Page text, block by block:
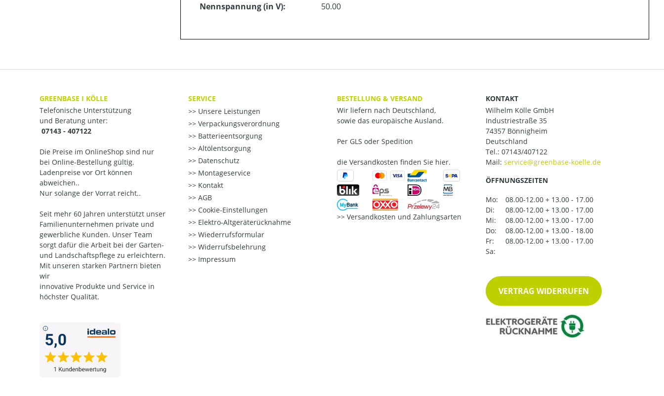
Nennspannung (in V):
50.00
GREENBASE I KÖLLE
Telefonische Unterstützung
und Beratung unter:
07143 - 407122
Die Preise im OnlineShop sind nur
bei Online-Bestellung gültig.
Ladenpreise vor Ort können
abweichen..
Nur solange der Vorrat reicht..
Seit mehr 60 Jahren unterstützt unser
Familienunternehmen private und
gewerbliche Kunden. Unser Team
sorgt dafür die Arbeit bei der Garten-
und Landschaftspflege zu erleichtern.
Mit unseren starken Partnern bieten
wir
innovative Produkte und Service in
höchster Qualität.
SERVICE
Unsere Leistungen
Verpackungsverordnung
Batterieentsorgung
Altölentsorgung
Datenschutz
Montageservice
Kontakt
AGB
Cookie-Einstellungen
Elektro-Altgeräterücknahme
Wiederrufsformular
Widerrufsbelehrung
Impressum
BESTELLUNG & VERSAND
Wir liefern nach Deutschland,
sowie das europäische Ausland.
Per GLS oder Spedition
die Versandkosten finden Sie hier.
Versandkosten und Zahlungsarten
KONTAKT
Wilhelm Kölle GmbH
Industriestraße 35
74357 Bönnigheim
Deutschland
Tel.: 07143/407122
Mail:
ÖFFNUNGSZEITEN
Mo:
08.00-12.00 + 13.00 - 17.00
Di:
08.00-12.00 + 13.00 - 17.00
Mi:
08.00-12.00 + 13.00 - 17.00
Do:
08.00-12.00 + 13.00 - 18.00
Fr:
08.00-12.00 + 13.00 - 17.00
Sa:
VERTRAG WIDERRUFEN